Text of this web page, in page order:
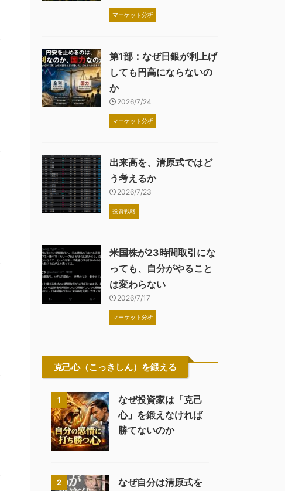
マーケット分析
第1部：なぜ日銀が利上げ
しても円高にならないの
か
2026/7/24
マーケット分析
出来高を、清原式ではど
う考えるか
2026/7/23
投資戦略
米国株が23時間取引にな
っても、自分がやること
は変わらない
2026/7/17
マーケット分析
克己心（こっきしん）を鍛える
1
なぜ投資家は「克己
心」を鍛えなければ
勝てないのか
2
なぜ自分は清原式を